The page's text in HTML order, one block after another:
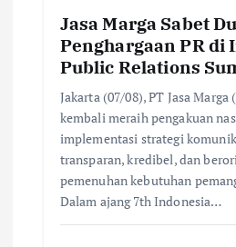
Jasa Marga Sabet
Penghargaan PR di
Public Relations
Jakarta (07/08), PT Jasa Marga
kembali meraih pengakuan
implementasi strategi
transparan, kredibel, dan
pemenuhan kebutuhan
Dalam ajang 7th Indonesia…